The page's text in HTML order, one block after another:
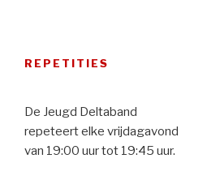
REPETITIES
De Jeugd Deltaband
repeteert elke vrijdagavond
van 19:00 uur tot 19:45 uur.